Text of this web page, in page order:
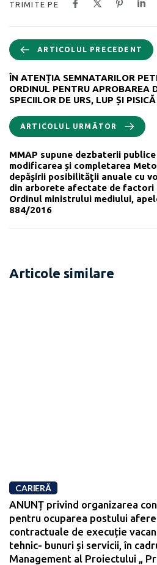
TRIMITE PE
ARTICOLUL PRECEDENT
ÎN ATENȚIA SEMNATARILOR
ORDINUL PENTRU APROBAREA
SPECIILOR DE URS, LUP ȘI
ARTICOLUL URMĂTOR
MMAP supune dezbaterii
modificarea și completarea
depăşirii posibilităţii anuale cu
din arborete afectate de factori
Ordinul ministrului mediului,
884/2016
Articole similare
CARIERĂ
ANUNȚ privind organizarea
pentru ocuparea postului
contractuale de execuție
tehnic- bunuri și servicii, în
Management al Proiectului „